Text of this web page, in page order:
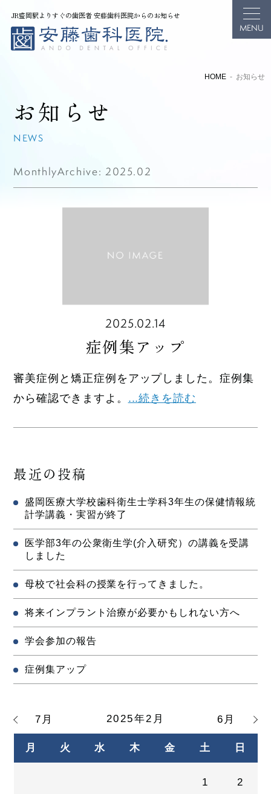
JR盛岡駅よりすぐの歯医者 安藤歯科医院からのお知らせ
HOME お知らせ
お知らせ
NEWS
MonthlyArchive: 2025.02
2025.02.14
症例集アップ
審美症例と矯正症例をアップしました。症例集
から確認できますよ。 ...続きを読む
最近の投稿
盛岡医療大学校歯科衛生士学科3年生の保健情報統
計学講義・実習が終了
医学部3年の公衆衛生学(介入研究）の講義を受講
しました
母校で社会科の授業を行ってきました。
将来インプラント治療が必要かもしれない方へ
学会参加の報告
症例集アップ
2025年2月
月 火 水 木 金 土 日
7月 6月
1 2